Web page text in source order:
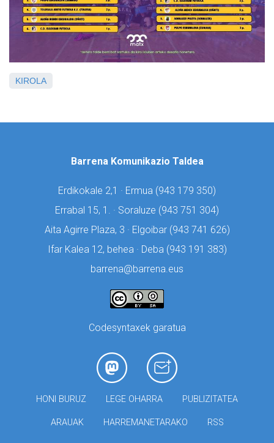
KIROLA
Barrena Komunikazio Taldea
Erdikokale 2,1 · Ermua (943 179 350)
Errabal 15, 1. · Soraluze (943 751 304)
Aita Agirre Plaza, 3 · Elgoibar (943 741 626)
Ifar Kalea 12, behea · Deba (943 191 383)
barrena@barrena.eus
Codesyntaxek garatua
HONI BURUZ LEGE OHARRA PUBLIZITATEA
ARAUAK HARREMANETARAKO RSS